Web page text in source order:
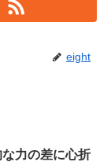
eight
力の差に心折